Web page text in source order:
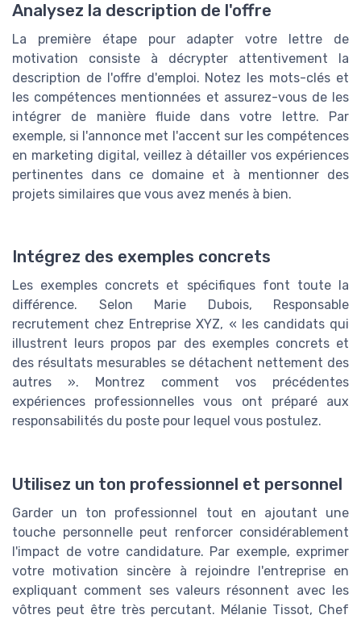
Analysez la description de l'offre
La première étape pour adapter votre lettre de
motivation consiste à décrypter attentivement la
description de l'offre d'emploi. Notez les mots-clés et
les compétences mentionnées et assurez-vous de les
intégrer de manière fluide dans votre lettre. Par
exemple, si l'annonce met l'accent sur les compétences
en marketing digital, veillez à détailler vos expériences
pertinentes dans ce domaine et à mentionner des
projets similaires que vous avez menés à bien.
Intégrez des exemples concrets
Les exemples concrets et spécifiques font toute la
différence. Selon Marie Dubois, Responsable
recrutement chez Entreprise XYZ, « les candidats qui
illustrent leurs propos par des exemples concrets et
des résultats mesurables se détachent nettement des
autres ». Montrez comment vos précédentes
expériences professionnelles vous ont préparé aux
responsabilités du poste pour lequel vous postulez.
Utilisez un ton professionnel et personnel
Garder un ton professionnel tout en ajoutant une
touche personnelle peut renforcer considérablement
l'impact de votre candidature. Par exemple, exprimer
votre motivation sincère à rejoindre l'entreprise en
expliquant comment ses valeurs résonnent avec les
vôtres peut être très percutant. Mélanie Tissot, Chef